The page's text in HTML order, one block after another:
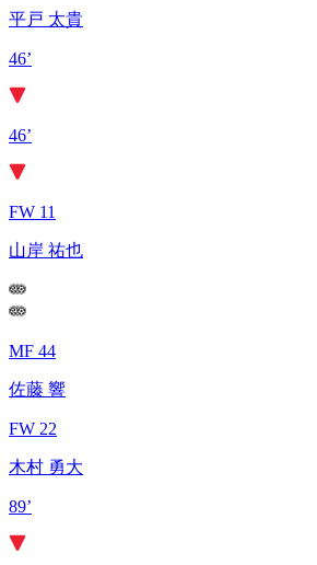
平戸 太貴
46’
46’
FW 11
山岸 祐也
MF 44
佐藤 響
FW 22
木村 勇大
89’